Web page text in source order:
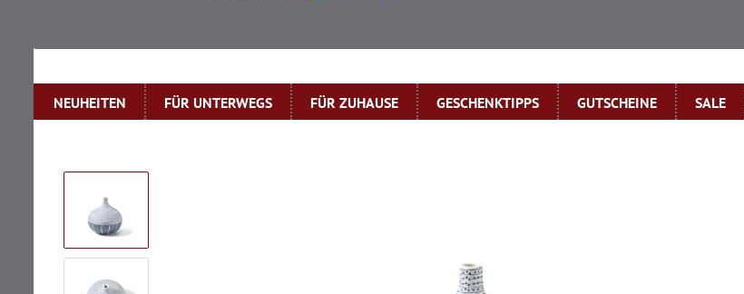
NEUHEITEN FÜR UNTERWEGS FÜR ZUHAUSE GESCHENKTIPPS GUTSCHEINE SALE
» Vase Congo 2 in 1